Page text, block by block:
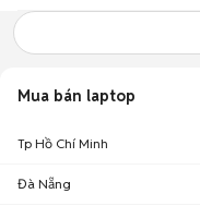
Mua bán laptop
Tp Hồ Chí Minh
Đà Nẵng